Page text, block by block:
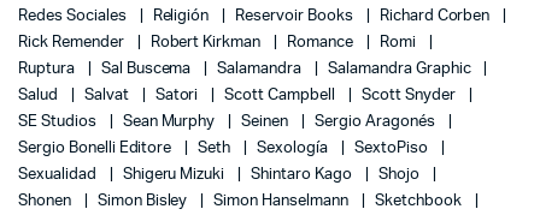
Redes Sociales
Religión Reservoir Books
Richard Corben
Rick Remender
Robert Kirkman Romance
Romi
Ruptura
Sal Buscema Salamandra
Salamandra Graphic
Salud
Salvat Satori Scott Campbell
Scott Snyder
SE Studios
Sean Murphy Seinen
Sergio Aragonés
Sergio Bonelli Editore
Seth Sexología
SextoPiso
Sexualidad
Shigeru Mizuki Shintaro Kago
Shojo
Shonen
Simon Bisley Simon Hanselmann
Sketchbook